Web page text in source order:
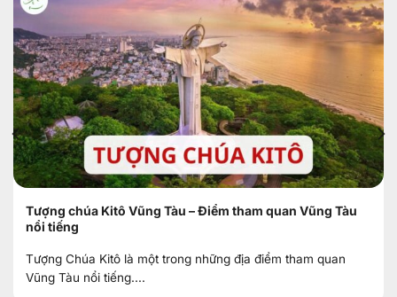
Tượng chúa Kitô Vũng Tàu – Điểm tham quan Vũng Tàu
nổi tiếng
Tượng Chúa Kitô là một trong những địa điểm tham quan
Vũng Tàu nổi tiếng....